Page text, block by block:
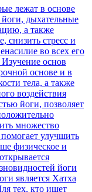
вы сможете разработать план занятий, учитывая вашу физическую подготовку и цели, которые вы хотите достичь. Инструктор поможет вам постепенно увеличивать нагрузку, выбирая подходящие асаны и помогая преодолевать сложности на пути развития. 4. Мотивация и поддержка Профессиональный тренер будет поддерживать и мотивировать вас на протяжении всей практики. Он поможет вам установить реалистичные цели и следить за вашим прогрессом. Ответственность перед инструктором будет стимулировать вас к регулярным занятиям и улучшению своих навыков. Важно помнить, что занятия йогой под руководством профессионального тренера — это не только физическая практика, но и возможность личностного роста, укрепления духа и нахождения гармонии внутри себя. Поэтому не упускайте возможность обратиться к профессионалу, который поможет вам начать свой путь йоги правильно и безопасно. Как выбрать подходящего преподавателя йоги Прежде чем приступить к поиску инструктора